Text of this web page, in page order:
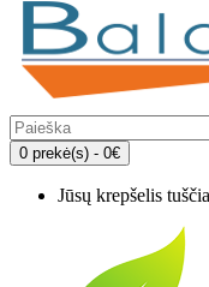
0 prekė(s) - 0€
Jūsų krepšelis